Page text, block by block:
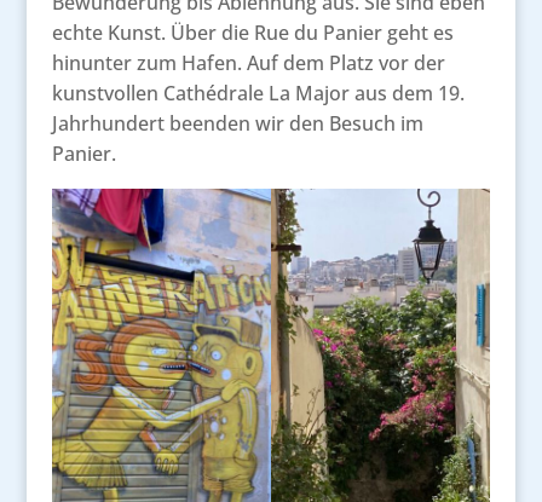
echte Kunst. Über die Rue du Panier geht es
hinunter zum Hafen. Auf dem Platz vor der
kunstvollen Cathédrale La Major aus dem 19.
Jahrhundert beenden wir den Besuch im
Panier.